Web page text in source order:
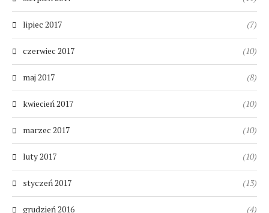
lipiec 2017 (7)
czerwiec 2017 (10)
maj 2017 (8)
kwiecień 2017 (10)
marzec 2017 (10)
luty 2017 (10)
styczeń 2017 (13)
grudzień 2016 (4)